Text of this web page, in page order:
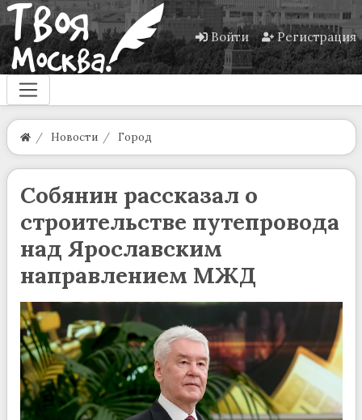
Войти Регистрация
Новости Город
Собянин рассказал о
строительстве путепровода
над Ярославским
направлением МЖД